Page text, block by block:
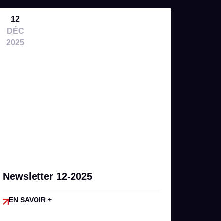
12
DÉC
2025
Newsletter 12-2025
EN SAVOIR +